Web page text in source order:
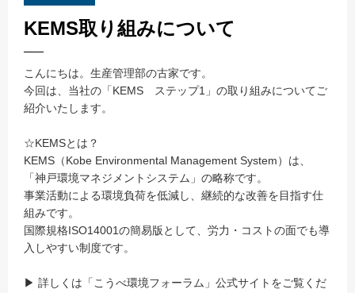
KEMS取り組みについて
こんにちは。生産管理部の古家です。
今回は、当社の「KEMS ステップ1」の取り組みについてご
紹介いたします。
☆KEMSとは？
KEMS（Kobe Environmental Management System）は、
「神戸環境マネジメントシステム」の略称です。
事業活動による環境負荷を低減し、継続的な改善を目指す仕
組みです。
国際規格ISO14001の簡易版として、労力・コストの面でも導
入しやすい制度です。
▶ 詳しくは「こうべ環境フォーラム」公式サイトをご覧くだ